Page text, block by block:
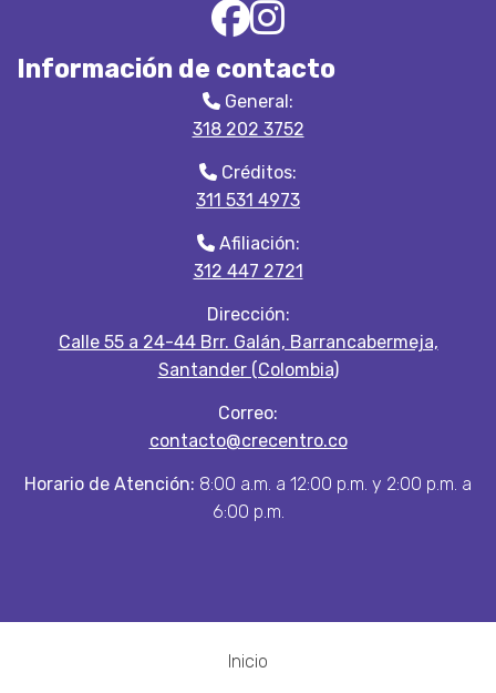
Información de contacto
General:
318 202 3752
Créditos:
311 531 4973
Afiliación:
312 447 2721
Dirección:
Calle 55 a 24-44 Brr. Galán, Barrancabermeja,
Santander (Colombia)
Correo:
contacto@crecentro.co
Horario de Atención: 8:00 a.m. a 12:00 p.m. y 2:00 p.m. a
6:00 p.m.
Inicio